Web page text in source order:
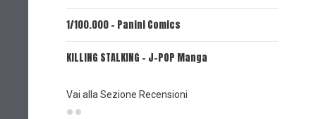
1/100.000 - Panini Comics
KILLING STALKING - J-POP Manga
Vai alla Sezione Recensioni